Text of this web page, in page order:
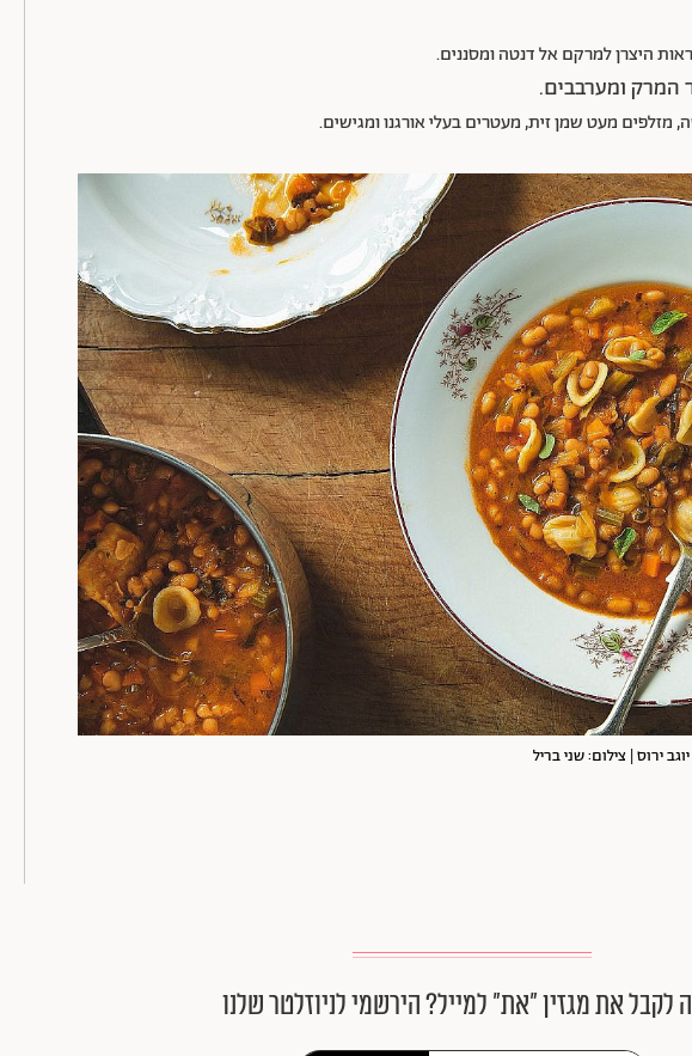
היצרן למרקם אל דנטה ומסננים.
מעט שמן זית, מעטרים בעלי אורגנו ומגישים.
ירוס | צילום: שני בריל
לקבל את מגזין ״את״ למייל? הירשמי לניוזלטר שלנו